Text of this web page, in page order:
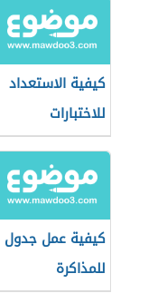
كيفية الاستعداد
للاختبارات
كيفية عمل جدول
للمذاكرة